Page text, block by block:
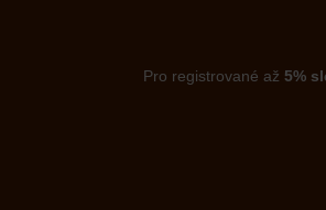
Pro registrované až 5%